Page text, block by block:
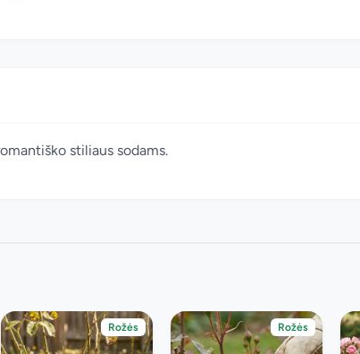
stiliaus sodams.
Rožės Rožės